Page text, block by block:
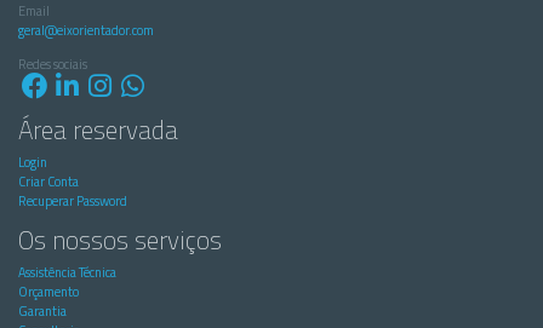
Email
geral@eixorientador.com
Redes sociais
Área reservada
Login
Criar Conta
Recuperar Password
Os nossos serviços
Assistência Técnica
Orçamento
Garantia